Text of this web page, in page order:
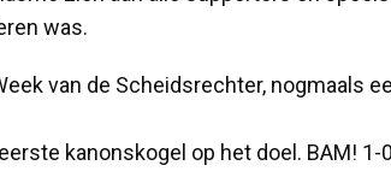
was.
van de Scheidsrechter, nogmaals
kanonskogel op het doel. BAM! 1-